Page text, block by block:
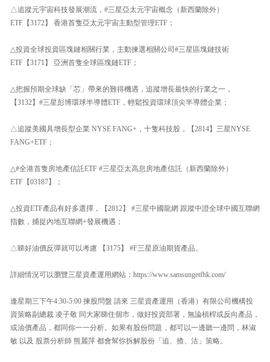
△追蹤元宇宙科技發展潮流，#三星亞太元宇宙概念（新西蘭除外）
ETF【3172】 香港首隻亞太元宇宙主動型管理ETF；
△投資全球投資區塊鏈相關行業，主動揀選相關公司#三星區塊鏈技術
ETF【3171】 亞洲首隻全球區塊鏈ETF；
△把握預期全球缺「芯」帶來的難得機遇，追蹤增長最快的行業之一，
【3132】#三星彭博環球半導體ETF，輕鬆投資環球頂尖半導體企業；
△追蹤美國具增長型企業 NYSE FANG+，十隻科技股，【2814】三星NYSE
FANG+ETF；
△#全港首隻房地產信託ETF #三星亞太高息房地產信託（新西蘭除外）
ETF【03187】；
△投資ETF產品有好多選擇，【2812】 #三星中國龍網 跟蹤中證全球中國互聯網
指數，捕捉內地互聯網+發展機遇；
△睇好油價反彈就可以考慮 【3175】 #F三星原油期貨產品。
詳細情況可以瀏覽三星資產運用網站：https://www.samsungetfhk.com/
逢星期三下午4:30-5:00 揀股問盤 請來 三星資產運用（香港）有限公司機構投
資策略副總裁 凌子敬 同大家睇住個市，做好投資部署，無論槓桿或反向產品，
或油價產品，都同你一一分析。如果有股份問題，都可以一邊聽一邊問，林淑
敏 以及 股票分析師 熊麗萍 都會幫你拆解股份「追、揸、沽」策略。